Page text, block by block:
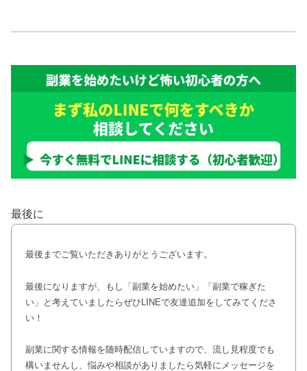
最後に
最後までご覧いただきありがとうございます。
最後になりますが、もし「副業を始めたい」「副業で稼ぎた
い」と考えていましたらぜひLINEで友達追加をしてみてくださ
い！
副業に関する情報を随時配信していますので、流し見程度でも
構いませんし、悩みや相談がありましたら気軽にメッセージを